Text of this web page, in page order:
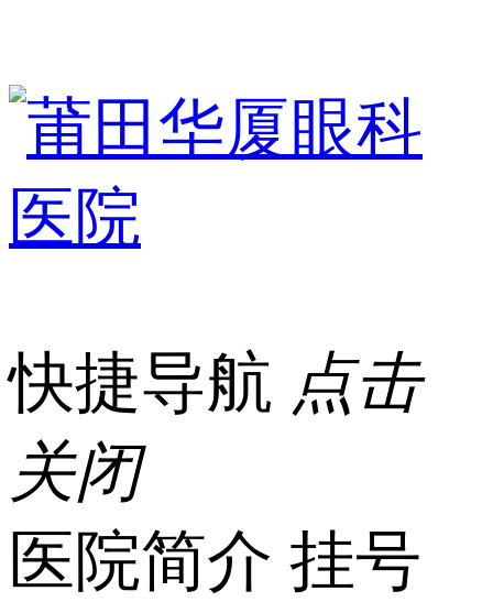
快捷导航 点击
关闭
医院简介 挂号